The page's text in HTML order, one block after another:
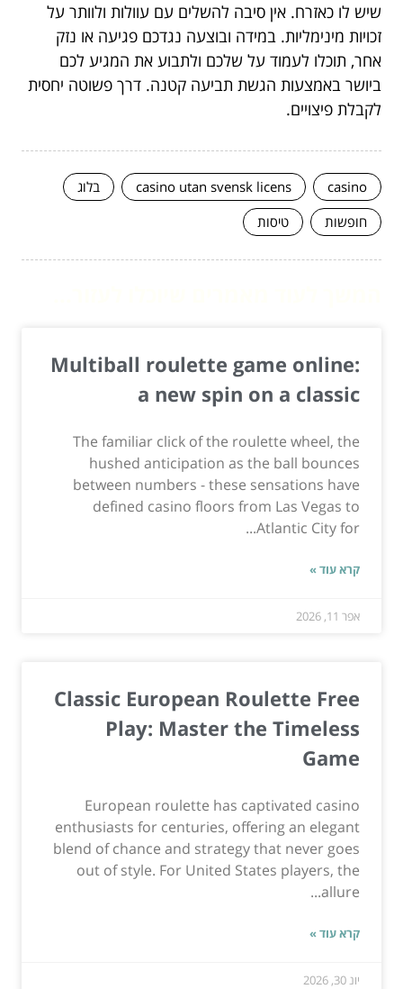
שיש לו כאזרח. אין סיבה להשלים עם עוולות ולוותר על
זכויות מינימליות. במידה ובוצעה נגדכם פגיעה או נזק
אחר, תוכלו לעמוד על שלכם ולתבוע את המגיע לכם
ביושר באמצעות הגשת תביעה קטנה. דרך פשוטה יחסית
לקבלת פיצויים.
casino
casino utan svensk licens
בלוג
חופשות
טיסות
Multiball roulette game online:
a new spin on a classic
The familiar click of the roulette wheel, the
hushed anticipation as the ball bounces
between numbers - these sensations have
defined casino floors from Las Vegas to
Atlantic City for...
קרא עוד »
אפר 11, 2026
Classic European Roulette Free
Play: Master the Timeless
Game
European roulette has captivated casino
enthusiasts for centuries, offering an elegant
blend of chance and strategy that never goes
out of style. For United States players, the
allure...
קרא עוד »
יונ 30, 2026